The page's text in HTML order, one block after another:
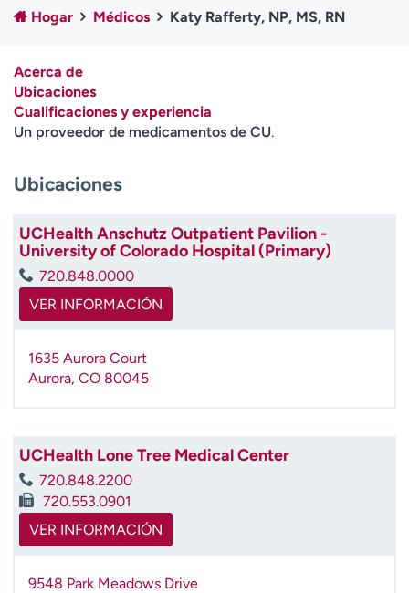
Atención a medios de
comunicación
Contáctenos Noticias e historias
y
m
e
Hogar Médicos Katy Rafferty, NP, MS, RN
Acerca de
Ubicaciones
Cualificaciones y experiencia
Un proveedor de medicamentos de CU.
Ubicaciones
UCHealth Anschutz Outpatient Pavilion -
University of Colorado Hospital (Primary)
720.848.0000
VER INFORMACIÓN
1635 Aurora Court
Aurora, CO 80045
UCHealth Lone Tree Medical Center
720.848.2200
720.553.0901
VER INFORMACIÓN
9548 Park Meadows Drive